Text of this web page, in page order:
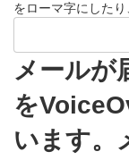
をローマ字にしたり
検
メールが
を
います。